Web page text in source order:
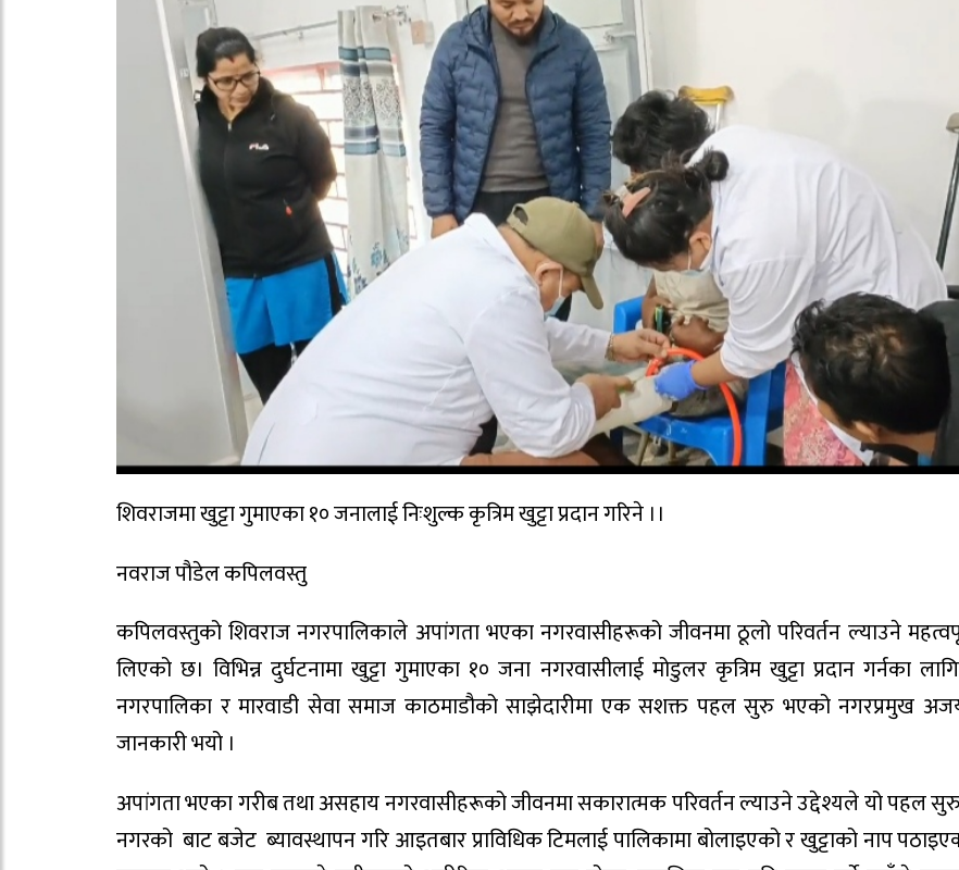
शिवराजमा खुट्टा गुमाएका १० जनालाई निःशुल्क कृत्रिम खुट्टा प्रदान गरिने ।।
नवराज पौडेल कपिलवस्तु
कपिलवस्तुको शिवराज नगरपालिकाले अपांगता भएका नगरवासीहरूको जीवनमा ठूलो परिवर्तन ल्याउने
लिएको छ। विभिन्न दुर्घटनामा खुट्टा गुमाएका १० जना नगरवासीलाई मोडुलर कृत्रिम खुट्टा प्रदान गर्नका
नगरपालिका र मारवाडी सेवा समाज काठमाडौको साझेदारीमा एक सशक्त पहल सुरु भएको नगरप्रमुख
जानकारी भयो ।
अपांगता भएका गरीब तथा असहाय नगरवासीहरूको जीवनमा सकारात्मक परिवर्तन ल्याउने उद्देश्यले यो पहल
नगरको बाट बजेट ब्यावस्थापन गरि आइतबार प्राविधिक टिमलाई पालिकामा बोलाइएको र खुट्टाको नाप